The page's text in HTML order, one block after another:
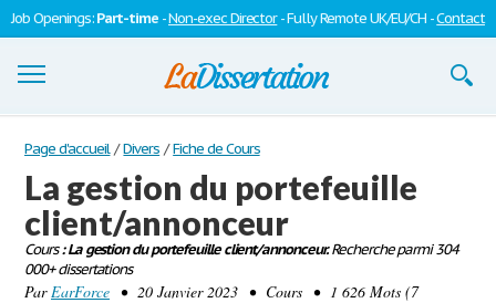
Job Openings:Part-time -Non-exec Director- Fully Remote UK/EU/CH -Contact
Dissertations
S'inscrire
Se connecter
Contactez-nous
Page d'accueil / Divers / Fiche de Cours
La gestion du portefeuille
client/annonceur
Cours: La gestion du portefeuille client/annonceur.Recherche parmi 304
000+ dissertations
ParEarForce • 20 Janvier 2023 • Cours • 1 626 Mots (7